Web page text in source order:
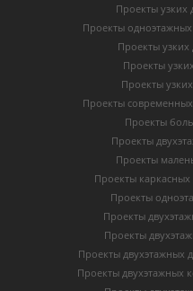
Проекты узких
Проекты
Проекты
Проекты
Проекты
Проекты
Проекты
Проекты
Проекты
Проекты
Проекты
Проекты
Проекты
Проекты двухэтажных
Проекты двухэтажных